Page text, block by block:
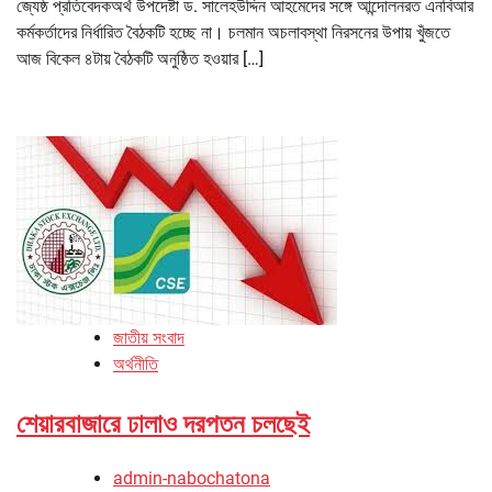
জ্যেষ্ঠ প্রতিবেদকঅর্থ উপদেষ্টা ড. সালেহউদ্দিন আহমেদের সঙ্গে আন্দোলনরত এনবিআর
কর্মকর্তাদের নির্ধারিত বৈঠকটি হচ্ছে না। চলমান অচলাবস্থা নিরসনের উপায় খুঁজতে
আজ বিকেল ৪টায় বৈঠকটি অনুষ্ঠিত হওয়ার […]
জাতীয় সংবাদ
অর্থনীতি
শেয়ারবাজারে ঢালাও দরপতন চলছেই
admin-nabochatona